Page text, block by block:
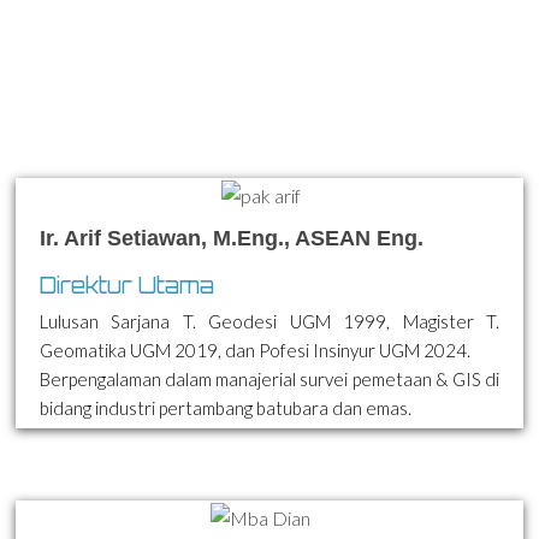
Ir. Arif Setiawan, M.Eng., ASEAN Eng.
Direktur Utama
Lulusan Sarjana T. Geodesi UGM 1999, Magister T.
Geomatika UGM 2019, dan Pofesi Insinyur UGM 2024.
Berpengalaman dalam manajerial survei pemetaan & GIS di
bidang industri pertambang batubara dan emas.